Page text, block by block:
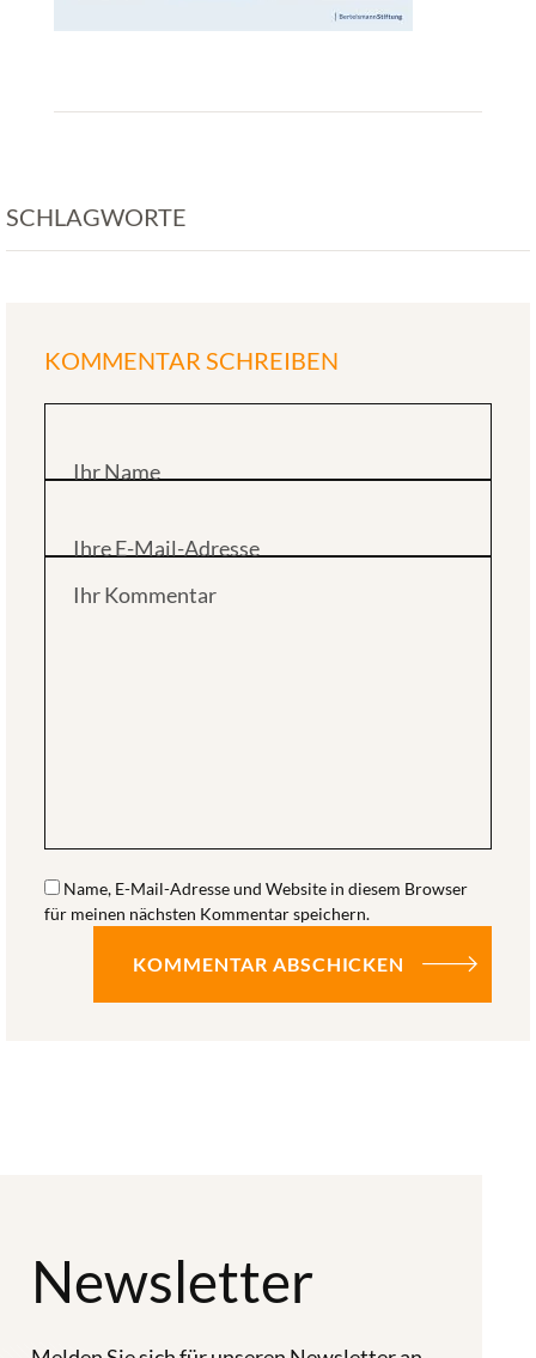
SCHLAGWORTE
KOMMENTAR SCHREIBEN
Ihr Kommentar
Ihr Name
Ihre E-Mail-Adresse
Name, E-Mail-Adresse und Website in diesem Browser
für meinen nächsten Kommentar speichern.
Newsletter